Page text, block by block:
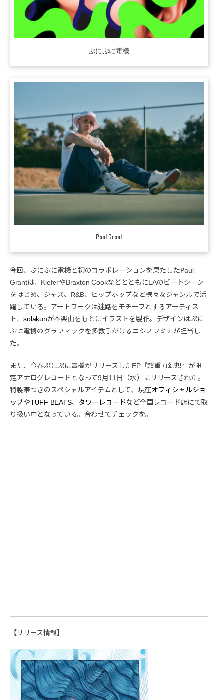
ぷにぷに電機
Paul Grant
今回、ぷにぷに電機と初のコラボレーションを果たしたPaul
Grantは、KieferやBraxton CookなどとともにLAのビートシーン
をはじめ、ジャズ、R&B、ヒップホップなど様々なジャンルで活
躍している。アートワークは迷路をモチーフとするアーティス
ト、 solakunが本楽曲をもとにイラストを製作。デザインはぷに
ぷに電機のグラフィックを多数手がけるニシノフミナが担当し
た。
また、今春ぷにぷに電機がリリースしたEP『超重力幻想』が限
定アナログレコードとなって9月11日（水）にリリースされた。
特製帯つきのスペシャルアイテムとして、現在オフィシャルショ
ップやTUFF BEATS、 タワーレコードなど全国レコード店にて取
り扱い中となっている。合わせてチェックを。
【リリース情報】